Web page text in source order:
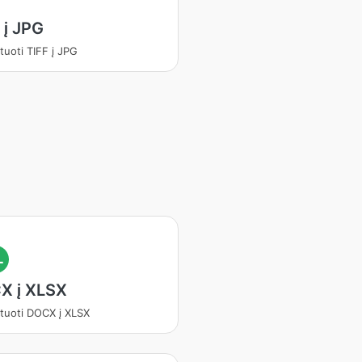
JPG
TIFF į JPG
į XLSX
DOCX į XLSX